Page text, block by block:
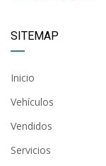
SITEMAP
Inicio
Vehículos
Vendidos
Servicios